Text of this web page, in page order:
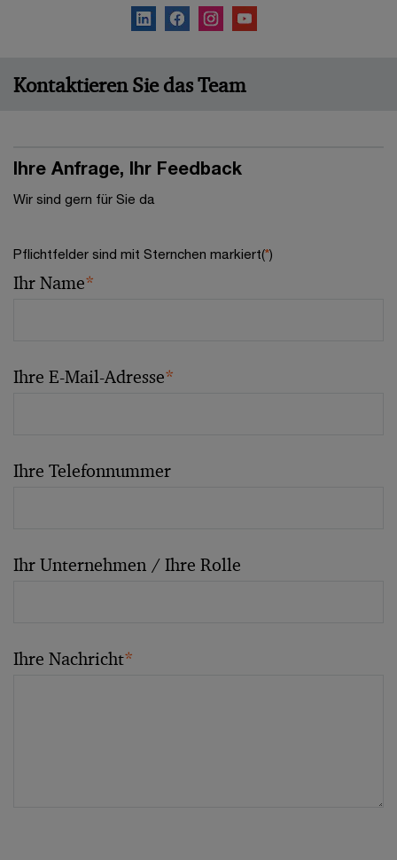
Kontaktieren Sie das Team
Ihre Anfrage, Ihr Feedback
Wir sind gern für Sie da
Pflichtfelder sind mit Sternchen markiert(*)
Ihr Name*
Ihre E-Mail-Adresse*
Ihre Telefonnummer
Ihr Unternehmen / Ihre Rolle
Ihre Nachricht*